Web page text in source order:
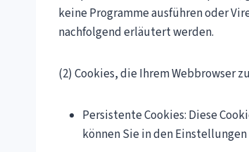
keine Programme ausführen oder
nachfolgend erläutert werden.
(2) Cookies, die Ihrem Webbrowser
Persistente Cookies: Diese
können Sie in den